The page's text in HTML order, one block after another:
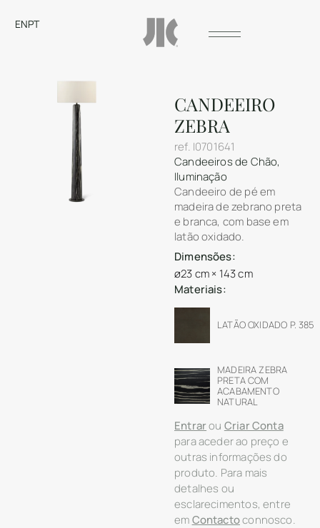
ENPT
CANDEEIRO
ZEBRA
ref. I0701641
Candeeiros de Chão,
Iluminação
Candeeiro de pé em
madeira de zebrano preta
e branca, com base em
latão oxidado.
Dimensões:
ø23 cm × 143 cm
Materiais:
LATÃO OXIDADO P. 385
MADEIRA ZEBRA
PRETA COM
ACABAMENTO
NATURAL
Entrarou Criar Conta
para aceder ao preço e
outras informações do
produto. Para mais
detalhes ou
esclarecimentos, entre
emContactoconnosco.